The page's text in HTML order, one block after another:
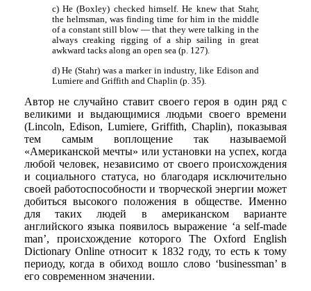
c) He (Boxley) checked himself. He knew that Stahr,
the helmsman, was finding time for him in the middle
of a constant still blow — that they were talking in the
always creaking rigging of a ship sailing in great
awkward tacks along an open sea (p. 127).
d) He (Stahr) was a marker in industry, like Edison and
Lumiere and Griffith and Chaplin (p. 35).
Автор не случайно ставит своего героя в один ряд с
великими и выдающимися людьми своего времени
(Lincoln, Edison, Lumiere, Griffith, Chaplin), показывая
тем самым воплощение так называемой
«Американской мечты» или установки на успех, когда
любой человек, независимо от своего происхождения
и социального статуса, но благодаря исключительно
своей работоспособности и творческой энергии может
добиться высокого положения в обществе. Именно
для таких людей в американском варианте
английского языка появилось выражение ‘a self-made
man’, происхождение которого The Oxford English
Dictionary Online относит к 1832 году, то есть к тому
периоду, когда в обиход вошло слово ‘businessman’ в
его современном значении.